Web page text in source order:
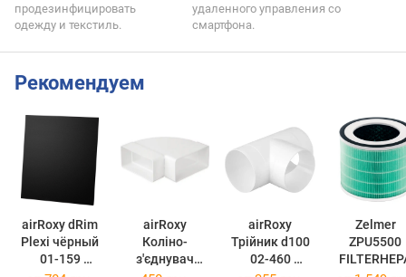
продезинфицировать
одежду и текстиль.
удаленного управления со
смартфона.
Рекомендуем
airRoxy dRim
Plexi чёрный
01-159
airRoxy
Коліно-
з'єднувач
airRoxy
Трійник d100
02-460
Zelmer
ZPU5500